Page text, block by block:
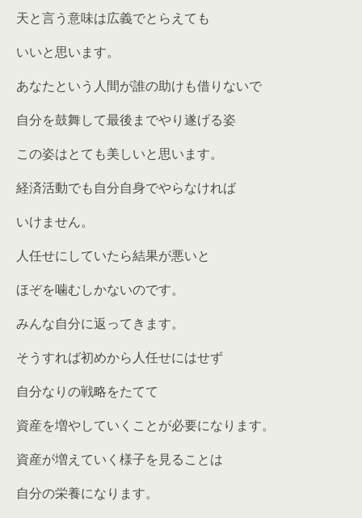
天と言う意味は広義でとらえても
いいと思います。
あなたという人間が誰の助けも借りないで
自分を鼓舞して最後までやり遂げる姿
この姿はとても美しいと思います。
経済活動でも自分自身でやらなければ
いけません。
人任せにしていたら結果が悪いと
ほぞを噛むしかないのです。
みんな自分に返ってきます。
そうすれば初めから人任せにはせず
自分なりの戦略をたてて
資産を増やしていくことが必要になります。
資産が増えていく様子を見ることは
自分の栄養になります。